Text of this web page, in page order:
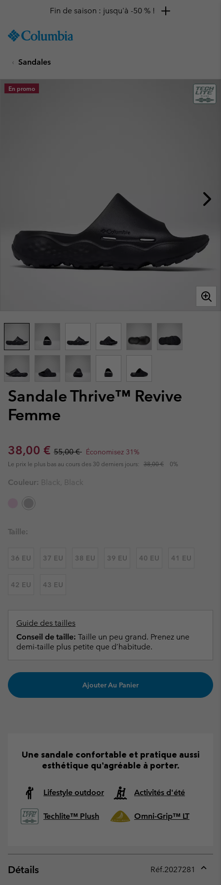
TO
SKIP
MAIN
NAV
Fin de saison : jusqu'à -50 % !
Sandales
Sandale Thrive™ Revive
Femme
Sale price:
38,00 € Regular price:
55,00 € Économisez 31%
Le prix le plus bas au cours des 30 derniers jours: 38,00 € 0%
En promo
Couleur: Black, Black
Taille:
36 EU 37 EU 38 EU 39 EU 40 EU 41 EU
42 EU 43 EU
Guide des tailles
Conseil de taille: Taille un peu grand. Prenez une
demi-taille plus petite que d’habitude.
Ajouter Au Panier
Une sandale confortable et pratique aussi
esthétique qu’agréable à porter.
Lifestyle outdoor Activités d'été
Techlite™ Plush Omni-Grip™ LT
Détails Réf.2027281